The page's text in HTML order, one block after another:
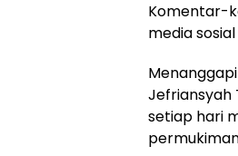
Komentar-
media
Jefriansyah
setiap hari